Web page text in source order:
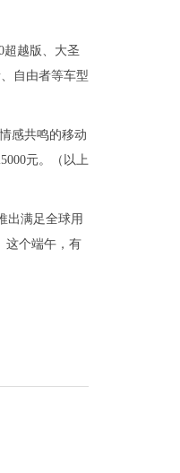
超越版、大圣
自由者等车型
感共鸣的移动
元。（以上
出满足全球用
这个端午，有